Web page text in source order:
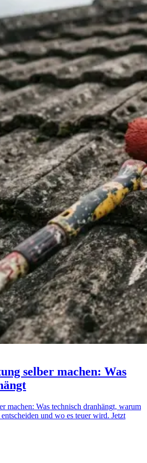
selber machen: Was
machen: Was technisch dranhängt, warum
und wo es teuer wird. Jetzt